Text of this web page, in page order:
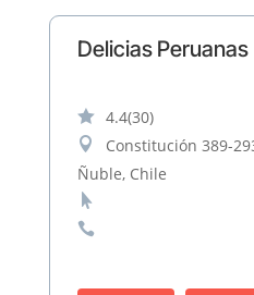
Delicias Peruanas
 4.4(30)

Constitución 389-
Ñuble, Chile

